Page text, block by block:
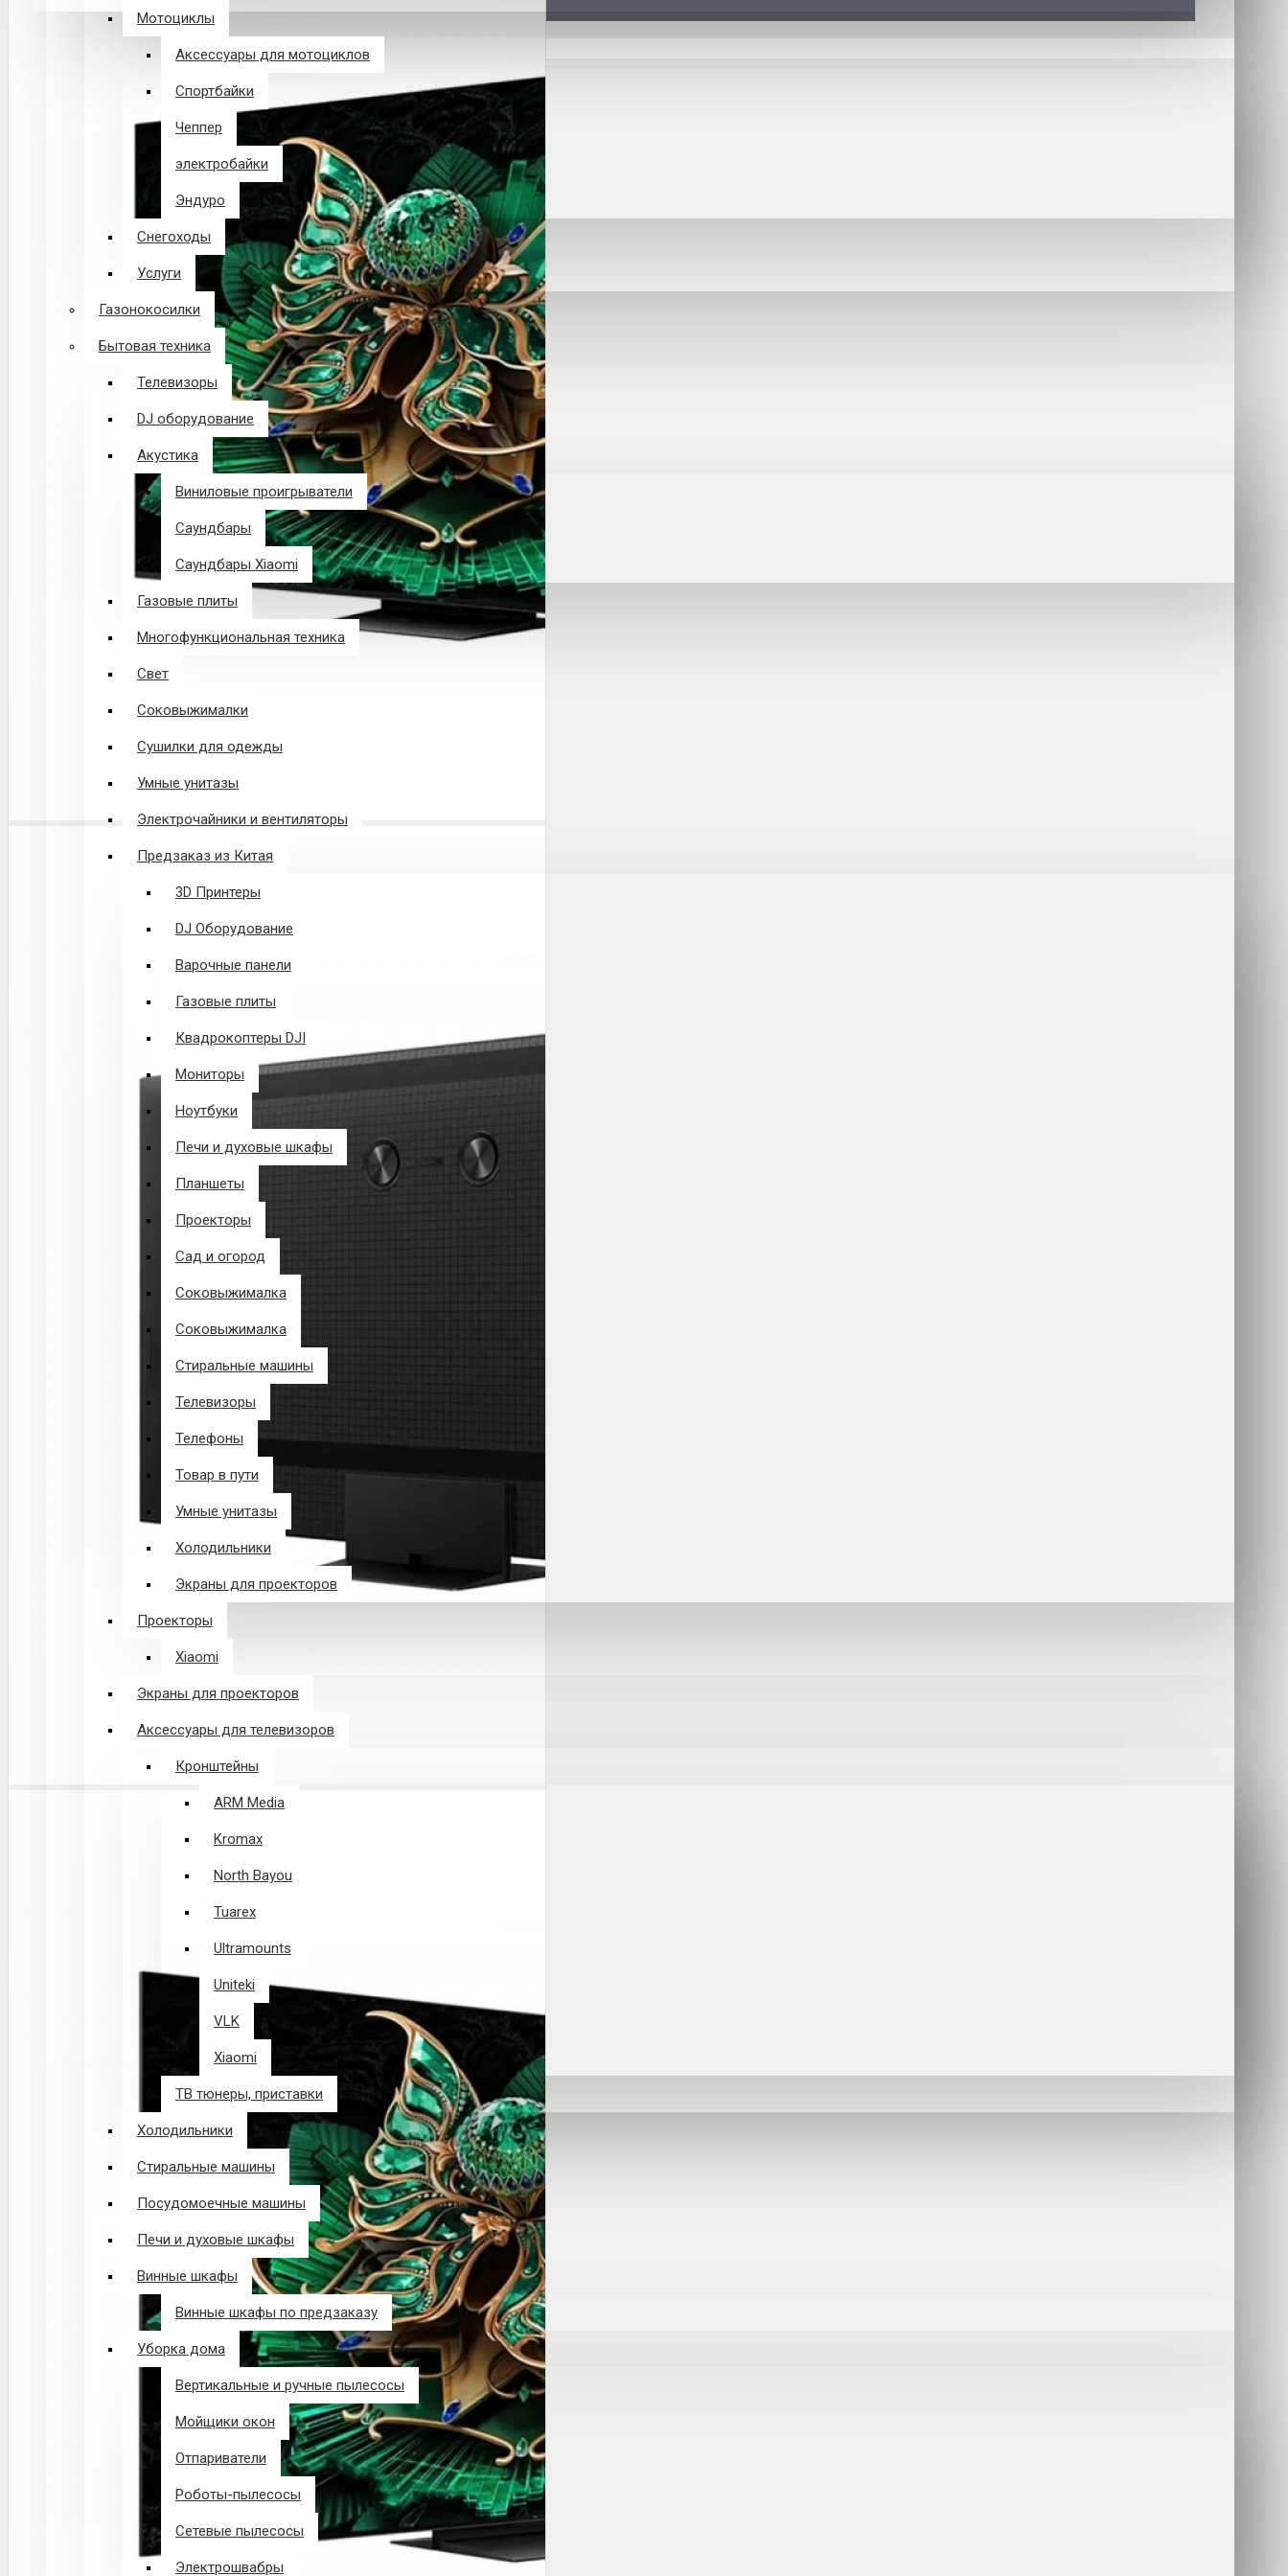
Мотоциклы
Аксессуары для мотоциклов
Спортбайки
Чеппер
электробайки
Эндуро
Снегоходы
Услуги
Газонокосилки
Бытовая техника
Телевизоры
DJ оборудование
Акустика
Виниловые проигрыватели
Саундбары
Саундбары Xiaomi
Газовые плиты
Многофункциональная техника
Свет
Соковыжималки
Сушилки для одежды
Умные унитазы
Электрочайники и вентиляторы
Предзаказ из Китая
3D Принтеры
DJ Оборудование
Варочные панели
Газовые плиты
Квадрокоптеры DJI
Мониторы
Ноутбуки
Печи и духовые шкафы
Планшеты
Проекторы
Сад и огород
Соковыжималка
Соковыжималка
Стиральные машины
Телевизоры
Телефоны
Товар в пути
Умные унитазы
Холодильники
Экраны для проекторов
Проекторы
Xiaomi
Экраны для проекторов
Аксессуары для телевизоров
Кронштейны
ARM Media
Kromax
North Bayou
Tuarex
Ultramounts
Uniteki
VLK
Xiaomi
ТВ тюнеры, приставки
Холодильники
Стиральные машины
Посудомоечные машины
Печи и духовые шкафы
Винные шкафы
Винные шкафы по предзаказу
Уборка дома
Вертикальные и ручные пылесосы
Мойщики окон
Отпариватели
Роботы-пылесосы
Сетевые пылесосы
Электрошвабры